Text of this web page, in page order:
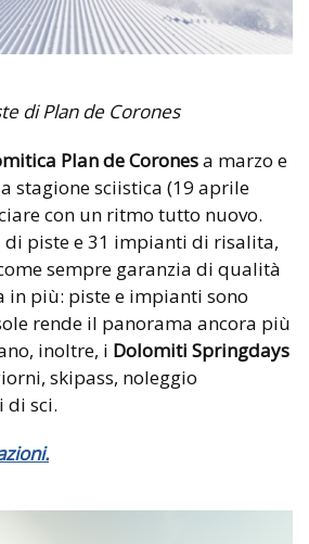
di Plan de Corones
Plan de Coronesa marzo e
stagione sciistica (19 aprile
con un ritmo tutto nuovo.
di piste e 31 impianti di risalita,
sempre garanzia di qualità
in più: piste e impianti sono
rende il panorama ancora più
inoltre, i Dolomiti Springdays
skipass, noleggio
di sci.